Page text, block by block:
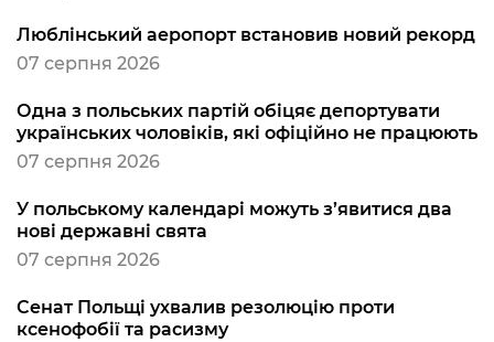
Люблінський аеропорт встановив новий рекорд
07 серпня 2026
Одна з польських партій обіцяє депортувати
українських чоловіків, які офіційно не працюють
07 серпня 2026
У польському календарі можуть з’явитися два
нові державні свята
07 серпня 2026
Сенат Польщі ухвалив резолюцію проти
ксенофобії та расизму